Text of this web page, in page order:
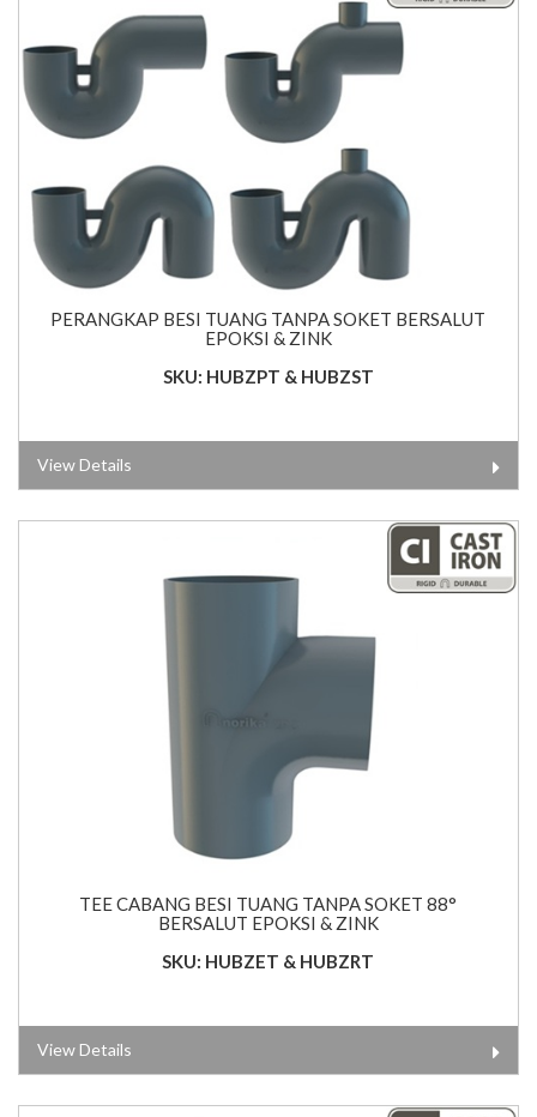
PERANGKAP BESI TUANG TANPA SOKET BERSALUT
EPOKSI & ZINK
SKU: HUBZPT & HUBZST
View Details
TEE CABANG BESI TUANG TANPA SOKET 88°
BERSALUT EPOKSI & ZINK
SKU: HUBZET & HUBZRT
View Details